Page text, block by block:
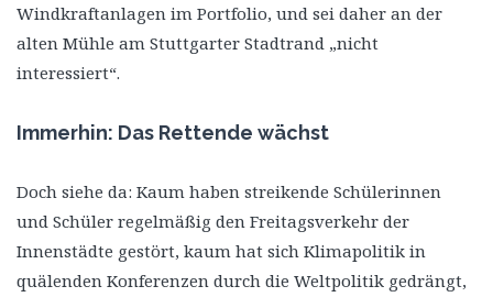
Windkraftanlagen im Portfolio, und sei daher an der
alten Mühle am Stuttgarter Stadtrand „nicht
interessiert“.
Immerhin: Das Rettende wächst
Doch siehe da: Kaum haben streikende Schülerinnen
und Schüler regelmäßig den Freitagsverkehr der
Innenstädte gestört, kaum hat sich Klimapolitik in
quälenden Konferenzen durch die Weltpolitik gedrängt,